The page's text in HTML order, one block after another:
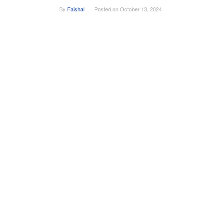
By Faishal Posted onOctober 13, 2024